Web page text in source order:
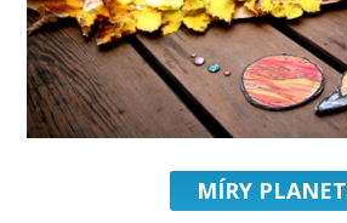
MÍRY PLANET